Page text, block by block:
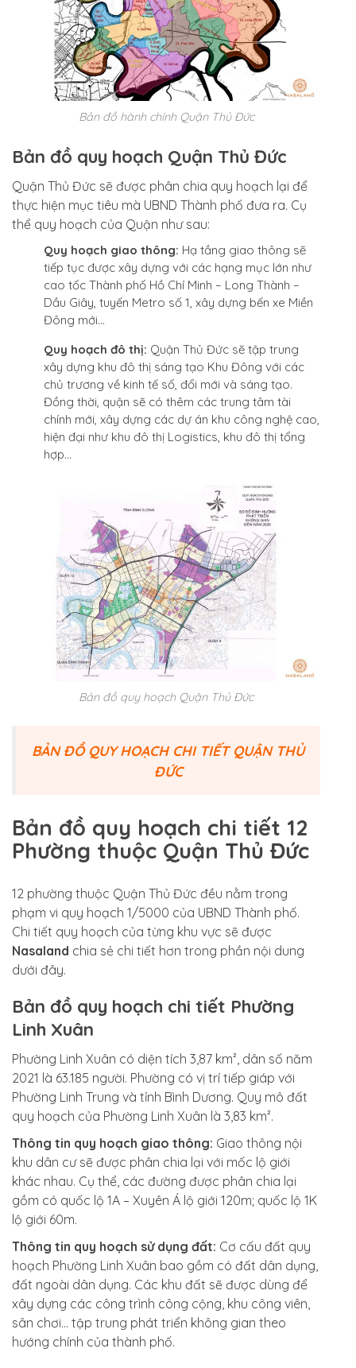
Bản đồ hành chính Quận Thủ Đức
Bản đồ quy hoạch Quận Thủ Đức
Quận Thủ Đức sẽ được phân chia quy hoạch lại để
thực hiện mục tiêu mà UBND Thành phố đưa ra. Cụ
thể quy hoạch của Quận như sau:
Quy hoạch giao thông: Hạ tầng giao thông sẽ
tiếp tục được xây dựng với các hạng mục lớn như
cao tốc Thành phố Hồ Chí Minh – Long Thành –
Dầu Giây, tuyến Metro số 1, xây dựng bến xe Miền
Đông mới…
Quy hoạch đô thị: Quận Thủ Đức sẽ tập trung
xây dựng khu đô thị sáng tạo Khu Đông với các
chủ trương về kinh tế số, đổi mới và sáng tạo.
Đồng thời, quận sẽ có thêm các trung tâm tài
chính mới, xây dựng các dự án khu công nghệ cao,
hiện đại như khu đô thị Logistics, khu đô thị tổng
hợp…
Bản đồ quy hoạch Quận Thủ Đức
BẢN ĐỒ QUY HOẠCH CHI TIẾT QUẬN THỦ
ĐỨC
Bản đồ quy hoạch chi tiết 12
Phường thuộc Quận Thủ Đức
12 phường thuộc Quận Thủ Đức đều nằm trong
phạm vi quy hoạch 1/5000 của UBND Thành phố.
Chi tiết quy hoạch của từng khu vực sẽ được
Nasaland chia sẻ chi tiết hơn trong phần nội dung
dưới đây.
Bản đồ quy hoạch chi tiết Phường
Linh Xuân
Phường Linh Xuân có diện tích 3,87 km², dân số năm
2021 là 63.185 người. Phường có vị trí tiếp giáp với
Phường Linh Trung và tỉnh Bình Dương. Quy mô đất
quy hoạch của Phường Linh Xuân là 3,83 km².
Thông tin quy hoạch giao thông: Giao thông nội
khu dân cư sẽ được phân chia lại với mốc lộ giới
khác nhau. Cụ thể, các đường được phân chia lại
gồm có quốc lộ 1A – Xuyên Á lộ giới 120m; quốc lộ 1K
lộ giới 60m.
Thông tin quy hoạch sử dụng đất: Cơ cấu đất quy
hoạch Phường Linh Xuân bao gồm có đất dân dụng,
đất ngoài dân dụng. Các khu đất sẽ được dùng để
xây dựng các công trình công cộng, khu công viên,
sân chơi… tập trung phát triển không gian theo
hướng chính của thành phố.